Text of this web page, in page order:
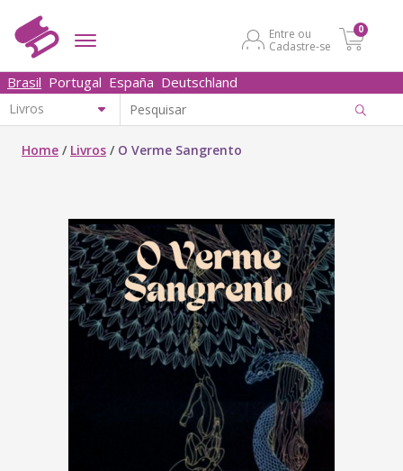
Entre ou
Cadastre-se
0
Brasil Portugal España Deutschland
Home / Livros / O Verme Sangrento